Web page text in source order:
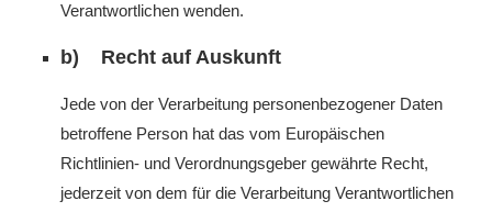
Verantwortlichen wenden.
b) Recht auf Auskunft
Jede von der Verarbeitung personenbezogener Daten
betroffene Person hat das vom Europäischen
Richtlinien- und Verordnungsgeber gewährte Recht,
jederzeit von dem für die Verarbeitung Verantwortlichen